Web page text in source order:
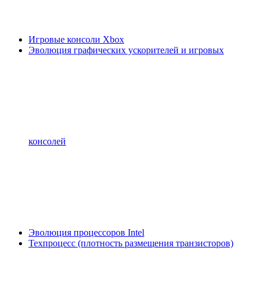
Игровые консоли Xbox
Эволюция графических ускорителей и игровых
консолей
Эволюция процессоров Intel
Техпроцесс (плотность размещения транзисторов)